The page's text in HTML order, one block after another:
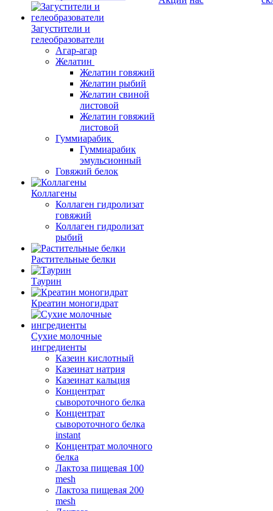
Загустители и
гелеобразователи
Агар-агар
Желатин
Желатин говяжий
Желатин рыбий
Желатин свиной
листовой
Желатин говяжий
листовой
Гуммиарабик
Гуммиарабик
эмульсионный
Говяжий белок
Коллагены
Коллаген гидролизат
говяжий
Коллаген гидролизат
рыбий
Растительные белки
Таурин
Креатин моногидрат
Сухие молочные
ингредиенты
Казеин кислотный
Казеинат натрия
Казеинат кальция
Концентрат
сывороточного белка
Концентрат
сывороточного белка
instant
Концентрат молочного
белка
Лактоза пищевая 100
mesh
Лактоза пищевая 200
mesh